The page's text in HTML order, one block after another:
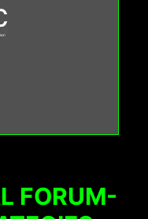
FORUM-